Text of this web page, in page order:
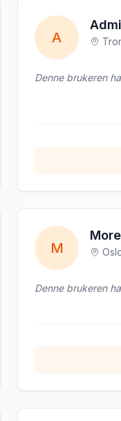
A
Denne brukeren
M
Denne brukeren